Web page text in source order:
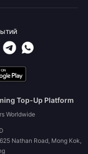
Top-Up Platform
Worldwide
Nathan Road, Mong Kok,